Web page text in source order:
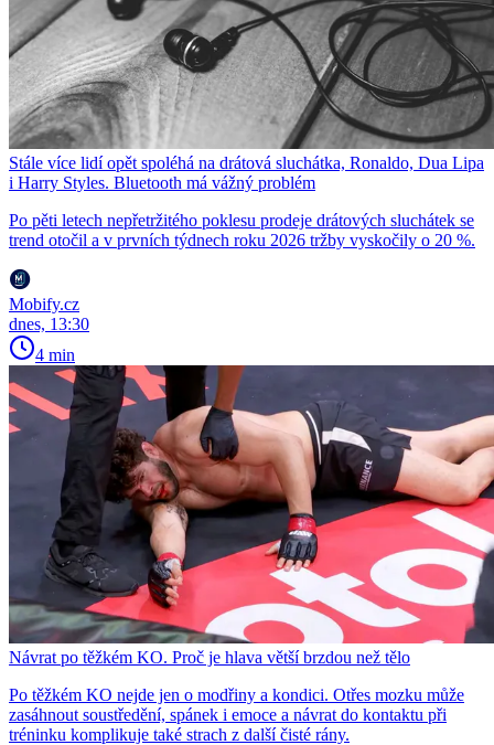
Stále více lidí opět spoléhá na drátová sluchátka, Ronaldo, Dua Lipa
i Harry Styles. Bluetooth má vážný problém
Po pěti letech nepřetržitého poklesu prodeje drátových sluchátek se
trend otočil a v prvních týdnech roku 2026 tržby vyskočily o 20 %.
Mobify.cz
dnes, 13:30
4 min
Návrat po těžkém KO. Proč je hlava větší brzdou než tělo
Po těžkém KO nejde jen o modřiny a kondici. Otřes mozku může
zasáhnout soustředění, spánek i emoce a návrat do kontaktu při
tréninku komplikuje také strach z další čisté rány.